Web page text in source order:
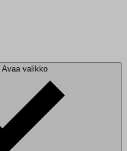
Avaa valikko